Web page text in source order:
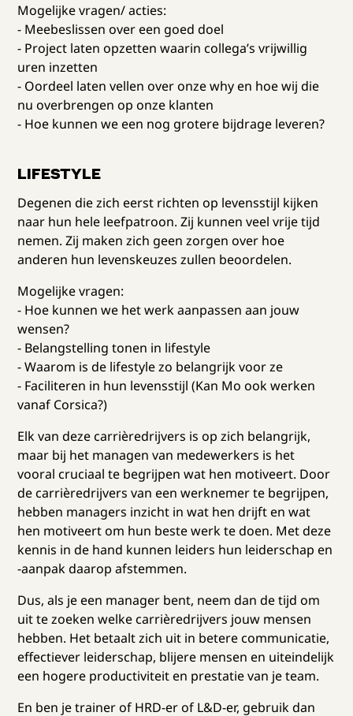
Mogelijke vragen/ acties:
- Meebeslissen over een goed doel
- Project laten opzetten waarin collega’s vrijwillig
uren inzetten
- Oordeel laten vellen over onze why en hoe wij die
nu overbrengen op onze klanten
- Hoe kunnen we een nog grotere bijdrage leveren?
LIFESTYLE
Degenen die zich eerst richten op levensstijl kijken
naar hun hele leefpatroon. Zij kunnen veel vrije tijd
nemen. Zij maken zich geen zorgen over hoe
anderen hun levenskeuzes zullen beoordelen.
Mogelijke vragen:
- Hoe kunnen we het werk aanpassen aan jouw
wensen?
- Belangstelling tonen in lifestyle
- Waarom is de lifestyle zo belangrijk voor ze
- Faciliteren in hun levensstijl (Kan Mo ook werken
vanaf Corsica?)
Elk van deze carrièredrijvers is op zich belangrijk,
maar bij het managen van medewerkers is het
vooral cruciaal te begrijpen wat hen motiveert. Door
de carrièredrijvers van een werknemer te begrijpen,
hebben managers inzicht in wat hen drijft en wat
hen motiveert om hun beste werk te doen. Met deze
kennis in de hand kunnen leiders hun leiderschap en
-aanpak daarop afstemmen.
Dus, als je een manager bent, neem dan de tijd om
uit te zoeken welke carrièredrijvers jouw mensen
hebben. Het betaalt zich uit in betere communicatie,
effectiever leiderschap, blijere mensen en uiteindelijk
een hogere productiviteit en prestatie van je team.
En ben je trainer of HRD-er of L&D-er, gebruik dan